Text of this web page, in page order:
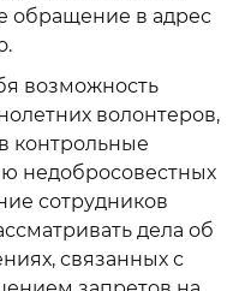
обращение в адрес
возможность
волонтеров,
контрольные
недобросовестных
сотрудников
дела об
связанных с